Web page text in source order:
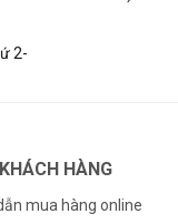
2-
HÀNG
mua hàng online